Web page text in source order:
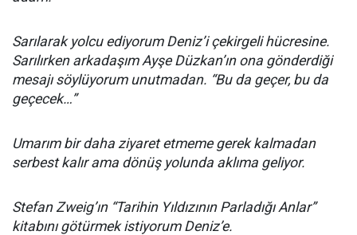
Sarılarak yolcu ediyorum Deniz’i çekirgeli hücresine.
Sarılırken arkadaşım Ayşe Düzkan’ın ona gönderdiği
mesajı söylüyorum unutmadan. “Bu da geçer, bu da
geçecek…”
Umarım bir daha ziyaret etmeme gerek kalmadan
serbest kalır ama dönüş yolunda aklıma geliyor.
Stefan Zweig’ın “Tarihin Yıldızının Parladığı Anlar”
kitabını götürmek istiyorum Deniz’e.